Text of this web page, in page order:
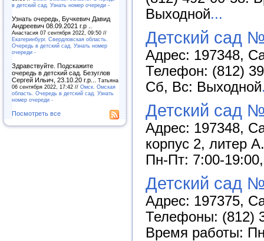
в детский сад. Узнать номер очереди -
Узнать очередь, Бучкевич Давид
Андреевич 08.09.2021 г.р ..
Анастасия 07 сентября 2022, 09:50 //
Екатеринбург. Свердловская область.
Очередь в детский сад. Узнать номер
очереди -
Здравствуйте. Подскажите
очередь в детский сад. Безуглов
Сергей Ильич, 23.10.20 г.р... Татьяна
06 сентября 2022, 17:42 // Омск. Омская
область. Очередь в детский сад. Узнать
номер очереди -
Посмотреть все
Выходной...
Детский сад
Адрес: 197348,
Телефон: (812)
Сб, Вс: Выходной
Детский сад
Адрес: 197348,
корпус 2, литер
Пн-Пт: 7:00-
Детский сад
Адрес: 197375,
Телефоны: (812)
Время работы: